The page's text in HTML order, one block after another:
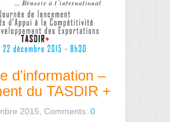
d’information –
du TASDIR +
2015, Comments: 0